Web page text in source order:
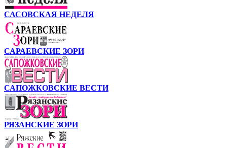
САСОВСКАЯ НЕДЕЛЯ
САРАЕВСКИЕ ЗОРИ
САПОЖКОВСКИЕ ВЕСТИ
РЯЗАНСКИЕ ЗОРИ